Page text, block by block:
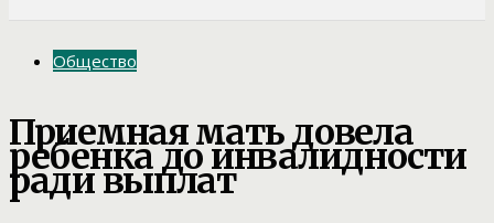
Общество
Приемная мать довела
ребенка до инвалидности
ради выплат